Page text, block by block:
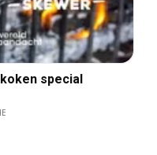
special